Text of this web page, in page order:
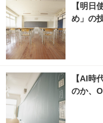
【明日
め」の
【AI時
のか、